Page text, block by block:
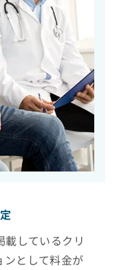
しているクリ
ンとして料金が